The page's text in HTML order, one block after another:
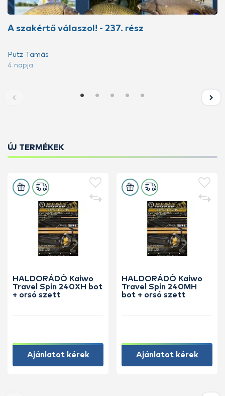
A szakértő válaszol! - 237. rész
Putz Tamás
4 napja
ÚJ TERMÉKEK
HALDORÁDÓ Kaiwo
Travel Spin 240XH bot
+ orsó szett
Ajánlatot kérek
HALDORÁDÓ Kaiwo
Travel Spin 240MH
bot + orsó szett
Ajánlatot kérek